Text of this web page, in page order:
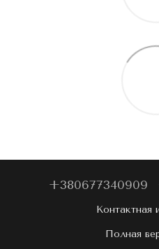
+380677340909
Контактная
Полная